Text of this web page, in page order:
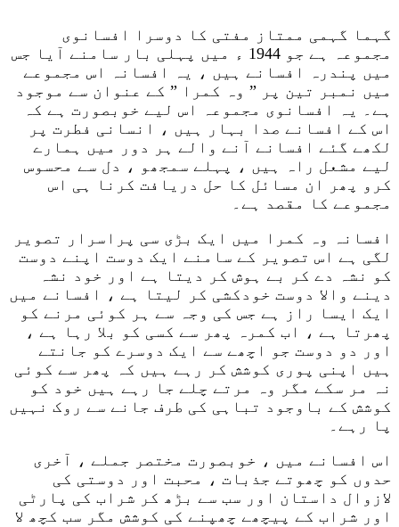
گہما گہمی ممتاز مفتی کا دوسرا افسانوی
مجموعہ ہے جو 1944 ء میں پہلی بار سامنے آیا جس
میں پندرہ افسانے ہیں ، یہ افسانہ اس مجموعے
میں نمبر تین پر ” وہ کمرا ” کے عنوان سے موجود
ہے۔ یہ افسانوی مجموعہ اس لیے خوبصورت ہے کہ
اس کے افسانے صدا بہار ہیں ، انسانی فطرت پر
لکھے گئے افسانے آنے والے ہر دور میں ہمارے
لیے مشعل راہ ہیں ، پہلے سمجھو ، دل سے محسوس
کرو پھر ان مسائل کا حل دریافت کرنا ہی اس
مجموعے کا مقصد ہے۔
افسانہ وہ کمرا میں ایک بڑی سی پراسرار تصویر
لگی ہے اس تصویر کے سامنے ایک دوست اپنے دوست
کو نشہ دے کر بے ہوش کر دیتا ہے اور خود نشہ
دینے والا دوست خودکشی کر لیتا ہے ، افسانے میں
ایک ایسا راز ہے جس کی وجہ سے ہر کوئی مرنے کو
پھرتا ہے ، اب کمرہ پھر سے کسی کو بلا رہا ہے ،
اور دو دوست جو اچھے سے ایک دوسرے کو جانتے
ہیں اپنی پوری کوشش کر رہے ہیں کہ پھر سے کوئی
نہ مر سکے مگر وہ مرتے چلے جا رہے ہیں خود کو
کوشش کے باوجود تباہی کی طرف جانے سے روک نہیں
پا رہے۔
اس افسانے میں ، خوبصورت مختصر جملے ، آخری
حدوں کو چھوتے جذبات ، محبت اور دوستی کی
لازوال داستان اور سب سے بڑھ کر شراب کی پارٹی
اور شراب کے پیچھے چھپنے کی کوشش مگر سب کچھ لا